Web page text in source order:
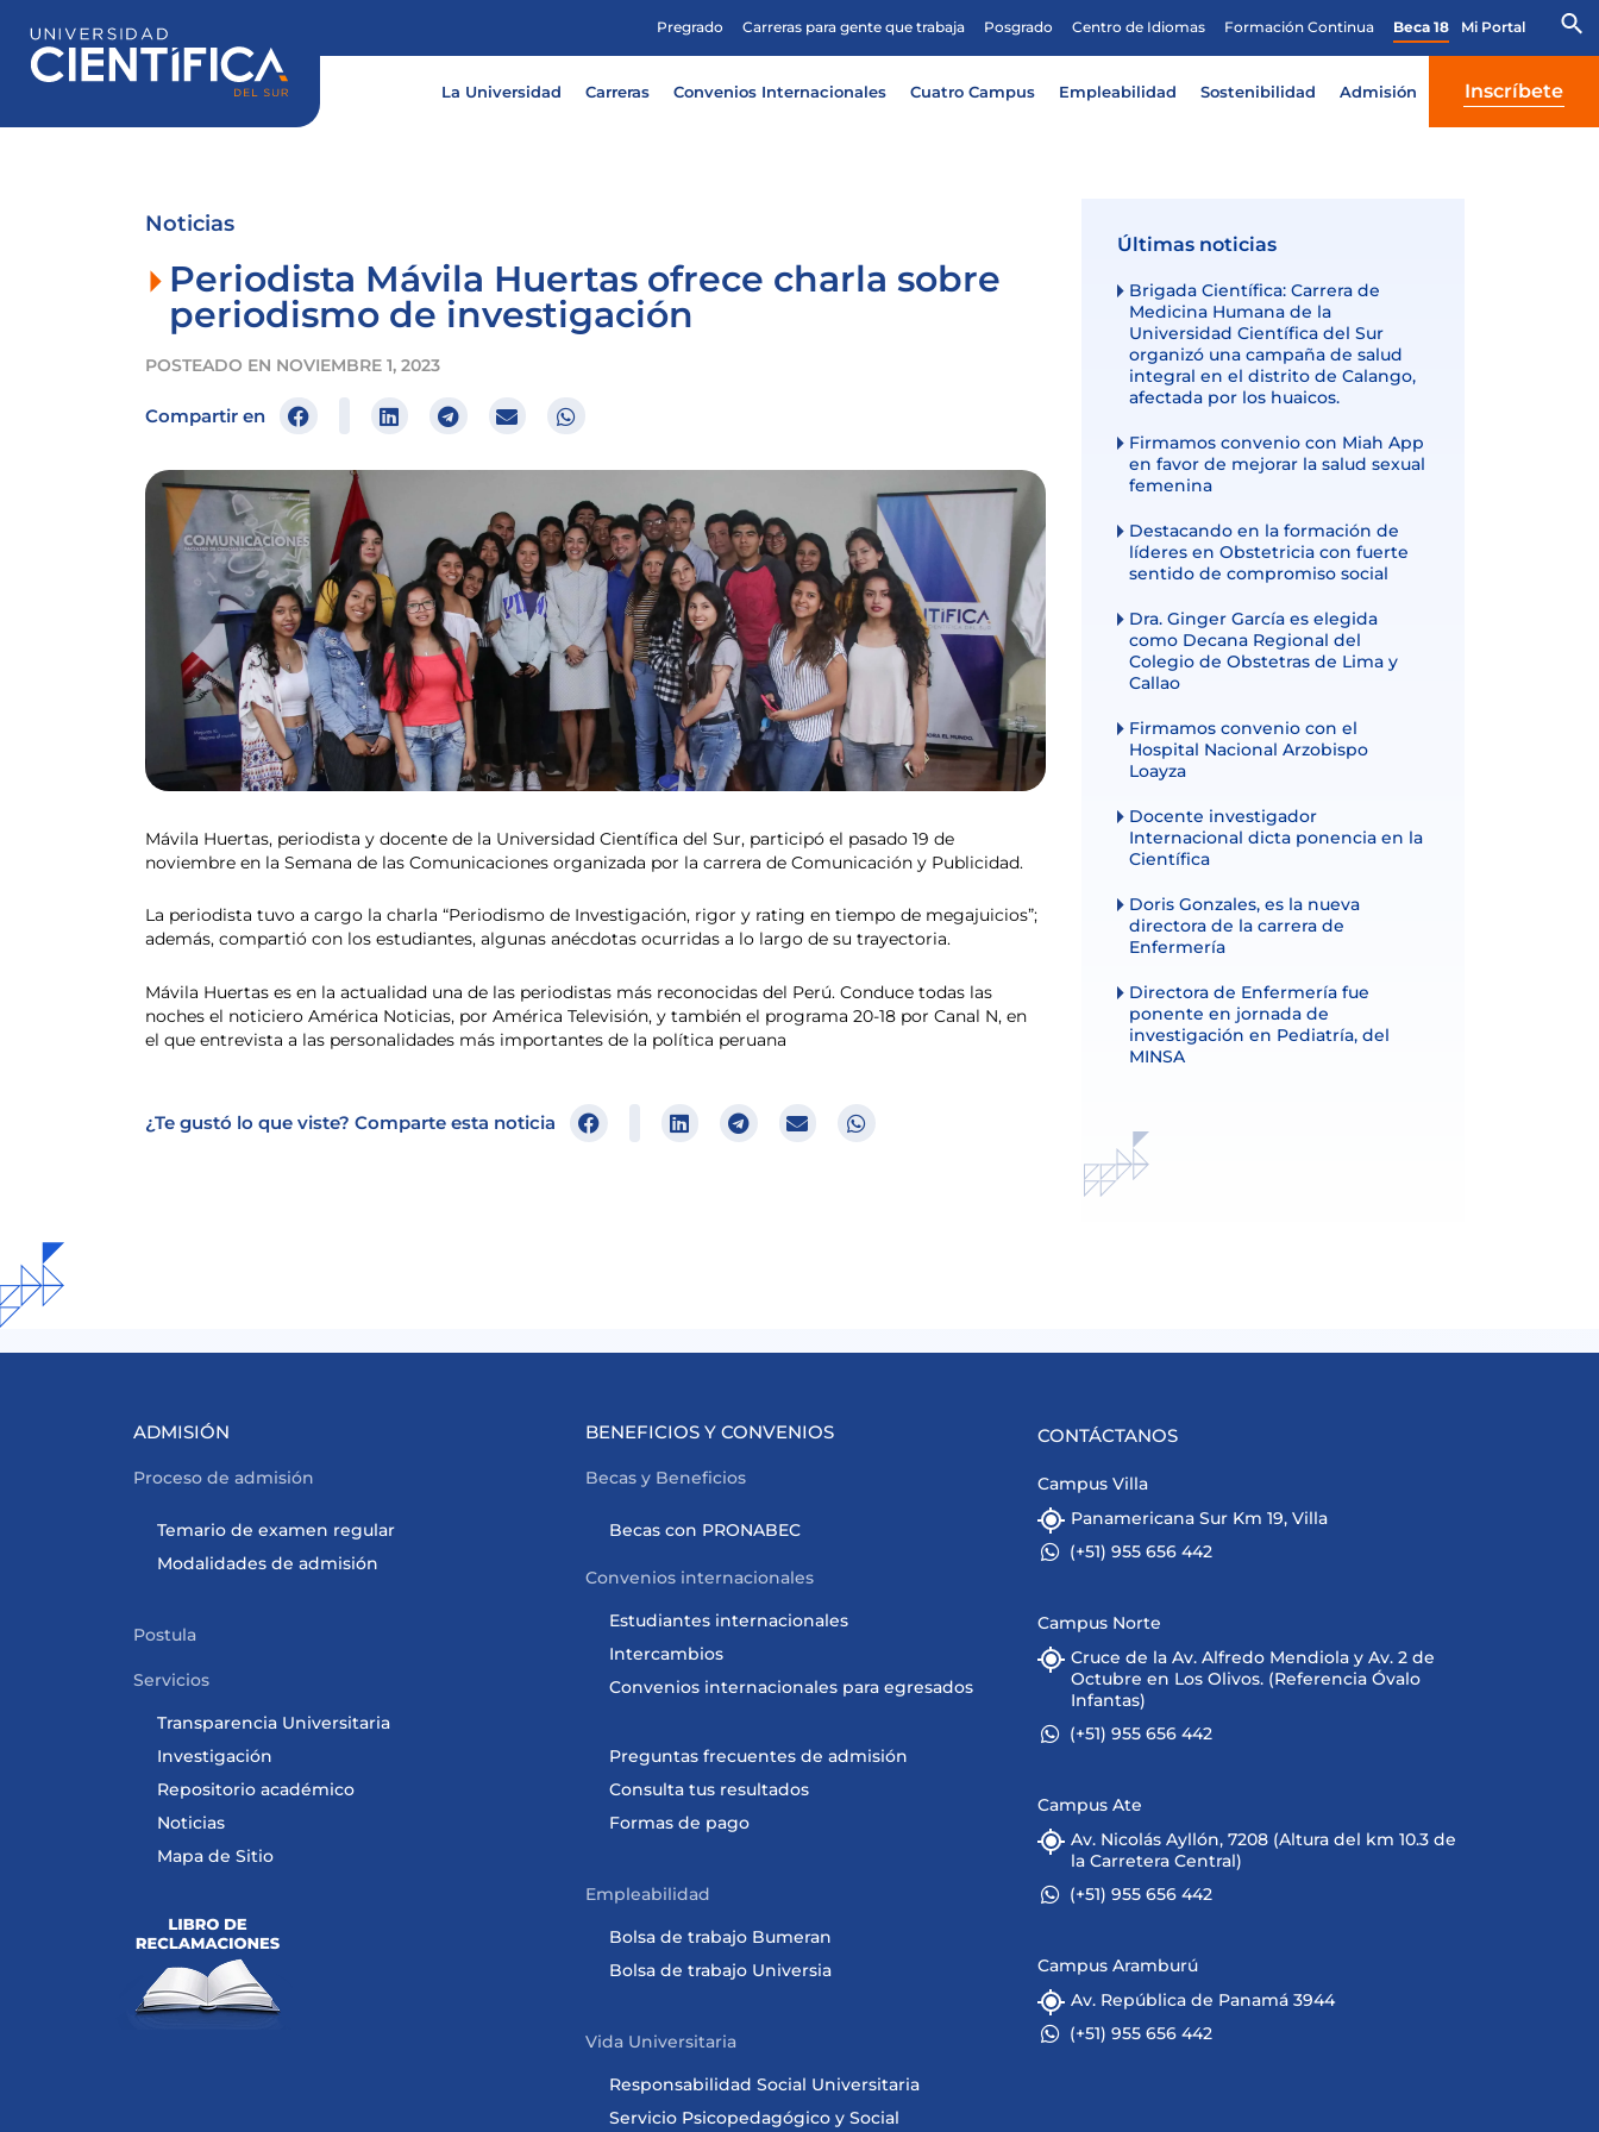
contenido
Pregrado Carreras para gente que trabaja Posgrado Centro de Idiomas Formación Continua Beca 18 Mi Portal
La Universidad Carreras Convenios Internacionales Cuatro Campus Empleabilidad Sostenibilidad Admisión Inscríbete
Noticias
Periodista Mávila Huertas ofrece charla sobre
periodismo de investigación
POSTEADO EN NOVIEMBRE 1, 2023
Compartir en
Mávila Huertas, periodista y docente de la Universidad Científica del Sur, participó el pasado 19 de
noviembre en la Semana de las Comunicaciones organizada por la carrera de Comunicación y Publicidad.
La periodista tuvo a cargo la charla “Periodismo de Investigación, rigor y rating en tiempo de megajuicios”;
además, compartió con los estudiantes, algunas anécdotas ocurridas a lo largo de su trayectoria.
Mávila Huertas es en la actualidad una de las periodistas más reconocidas del Perú. Conduce todas las
noches el noticiero América Noticias, por América Televisión, y también el programa 20-18 por Canal N, en
el que entrevista a las personalidades más importantes de la política peruana
¿Te gustó lo que viste? Comparte esta noticia
Últimas noticias
Brigada Científica: Carrera de
Medicina Humana de la
Universidad Científica del Sur
organizó una campaña de salud
integral en el distrito de Calango,
afectada por los huaicos.
Firmamos convenio con Miah App
en favor de mejorar la salud sexual
femenina
Destacando en la formación de
líderes en Obstetricia con fuerte
sentido de compromiso social
Dra. Ginger García es elegida
como Decana Regional del
Colegio de Obstetras de Lima y
Callao
Firmamos convenio con el
Hospital Nacional Arzobispo
Loayza
Docente investigador
Internacional dicta ponencia en la
Científica
Doris Gonzales, es la nueva
directora de la carrera de
Enfermería
Directora de Enfermería fue
ponente en jornada de
investigación en Pediatría, del
MINSA
ADMISIÓN
Proceso de admisión
Temario de examen regular
Modalidades de admisión
Postula
Servicios
Transparencia Universitaria
Investigación
Repositorio académico
Noticias
Mapa de Sitio
BENEFICIOS Y CONVENIOS
Becas y Beneficios
Becas con PRONABEC
Convenios internacionales
Estudiantes internacionales
Intercambios
Convenios internacionales para egresados
Preguntas frecuentes de admisión
Consulta tus resultados
Formas de pago
Empleabilidad
Bolsa de trabajo Bumeran
Bolsa de trabajo Universia
Vida Universitaria
Responsabilidad Social Universitaria
Servicio Psicopedagógico y Social
CONTÁCTANOS
Campus Villa
Panamericana Sur Km 19, Villa
(+51) 955 656 442
Campus Norte
Cruce de la Av. Alfredo Mendiola y Av. 2 de
Octubre en Los Olivos. (Referencia Óvalo
Infantas)
(+51) 955 656 442
Campus Ate
Av. Nicolás Ayllón, 7208 (Altura del km 10.3 de
la Carretera Central)
(+51) 955 656 442
Campus Aramburú
Av. República de Panamá 3944
(+51) 955 656 442